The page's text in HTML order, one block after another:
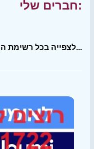
חברים שלי:
לצפייה בכל רשימת החברים שלי...